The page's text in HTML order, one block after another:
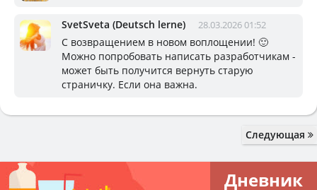
SvetSveta (Deutsch lerne) 28.03.2026 01:52
С возвращением в новом воплощении! 🙂
Можно попробовать написать разработчикам -
может быть получится вернуть старую
страничку. Если она важна.
Следующая
Дневник